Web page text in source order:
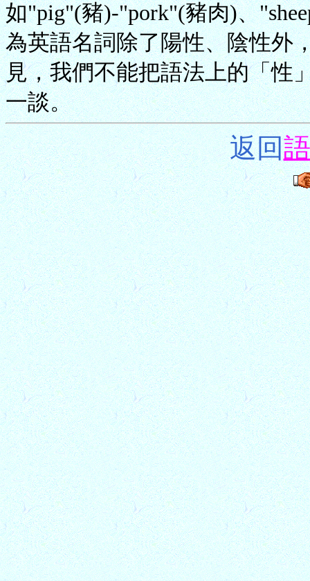
如"pig"(豬)-"pork"(豬肉)、
為英語名詞除了陽性、陰性外
見，我們不能把語法上的「性
一談。
返回